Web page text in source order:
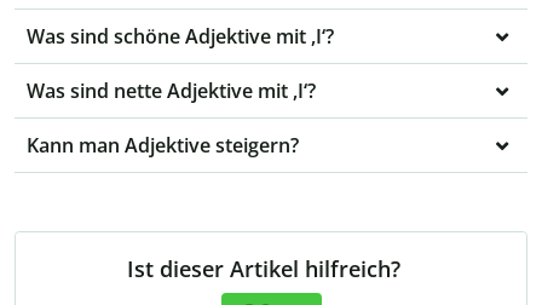
Was sind schöne Adjektive mit ,I‘?
Was sind nette Adjektive mit ,I‘?
Kann man Adjektive steigern?
Ist dieser Artikel hilfreich?